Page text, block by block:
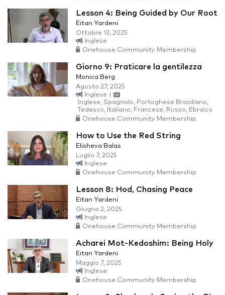
Lesson 4: Being Guided by Our Root
Eitan Yardeni
Ottobre 13, 2025
Inglese
Onehouse Community Membership
Giorno 9: Praticare la gentilezza
Monica Berg
Agosto 27, 2025
Inglese
Inglese, Spagnolo, Portoghese Brasiliano,
Tedesco, Italiano, Francese, Russo, Ebraico
Onehouse Community Membership
How to Use the Red String
Elisheva Balas
Luglio 7, 2025
Inglese
Onehouse Community Membership
Lesson 8: Hod, Chasing Peace
Eitan Yardeni
Giugno 2, 2025
Inglese
Onehouse Community Membership
Acharei Mot-Kedoshim: Being Holy
Eitan Yardeni
Maggio 7, 2025
Inglese
Onehouse Community Membership